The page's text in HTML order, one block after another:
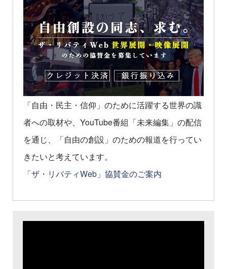
「自由・民主・信仰」のために活躍する世界の識
者への取材や、YouTube番組「未来編集」の配信
を通じ、「自由の創設」のための報道を行ってい
きたいと考えています。
「ザ・リバティWeb」協賛金のご案内